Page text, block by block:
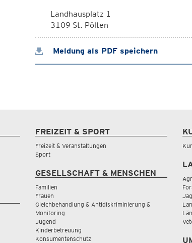
Landhausplatz 1
3109 St. Pölten
Meldung als PDF speichern
FREIZEIT & SPORT
Freizeit & Veranstaltungen
Sport
GESELLSCHAFT & MENSCHEN
Familien
Frauen
Gleichbehandlung & Antidiskriminierung &
Monitoring
Jugend
Kinderbetreuung
Konsumentenschutz